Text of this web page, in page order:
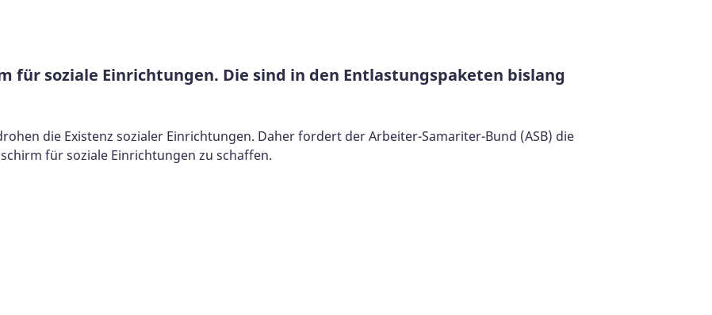
für soziale Einrichtungen. Die sind in den Entlastungspaketen bislang
die Existenz sozialer Einrichtungen. Daher fordert der Arbeiter-Samariter-Bund (ASB) die
für soziale Einrichtungen zu schaffen.